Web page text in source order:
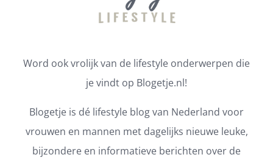
Word ook vrolijk van de lifestyle onderwerpen die
je vindt op Blogetje.nl!
Blogetje is dé lifestyle blog van Nederland voor
vrouwen en mannen met dagelijks nieuwe leuke,
bijzondere en informatieve berichten over de